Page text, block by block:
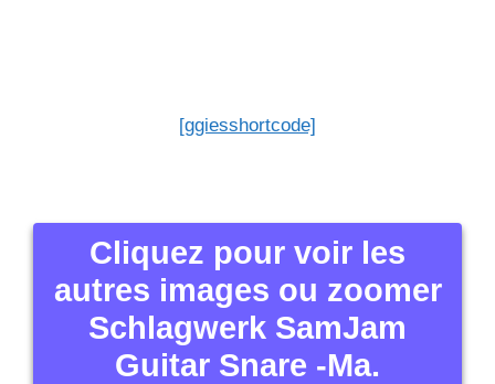
[ggiesshortcode]
Cliquez pour voir les
autres images ou zoomer
Schlagwerk SamJam
Guitar Snare -Ma.